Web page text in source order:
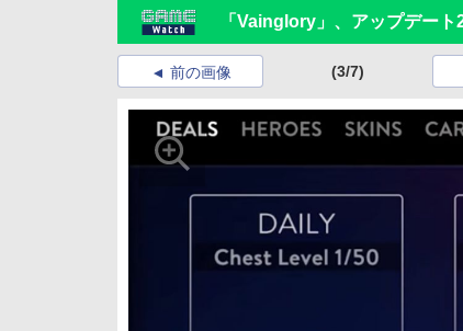
「Vainglory」、アップデート
前の画像 (3/7)